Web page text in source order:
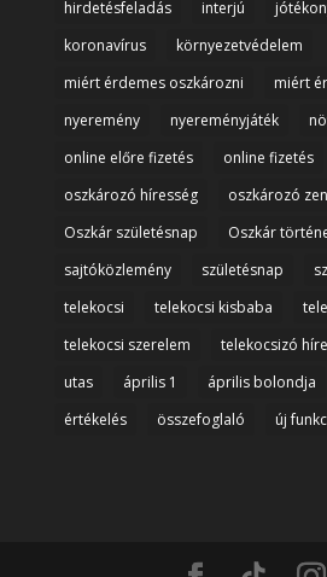
hirdetésfeladás
interjú
koronavírus
környezetvédelem
miért érdemes oszkározni
miért
nyeremény
nyereményjáték
online előre fizetés
online fizetés
oszkározó híresség
oszkározó
Oszkár születésnap
Oszkár
sajtóközlemény
születésnap
telekocsi
telekocsi kisbaba
telekocsi szerelem
telekocsizó
utas
április 1 április bolondja
értékelés
összefoglaló új